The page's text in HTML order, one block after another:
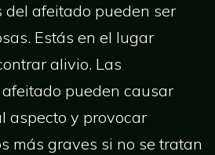
afeitado pueden ser
Estás en el lugar
alivio. Las
pueden causar
aspecto y provocar
más graves si no se tratan